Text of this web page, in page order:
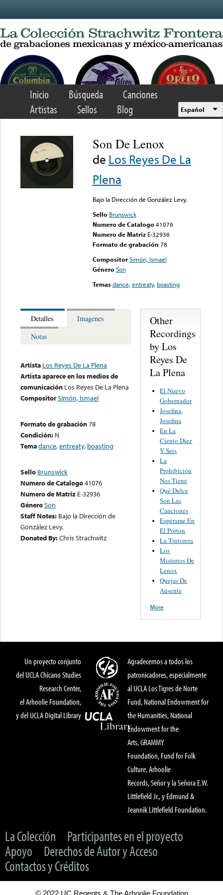
Inicio Búsqueda
Canciones
Artistas
Sellos Blog Español
Son De Lenox
de Los Reyes De La
Plena
Bajo la Dirección de González Levy.
Sello Brunswick
Numero de Catalogo 41076
Numero de Matriz E-32936
Formato de grabación 78
Compositor Simón, Ismael
Género Son
Temas dance,entreaty, boasting
Detalles
Imagenes
Notas
Artista Los Reyes De La Plena
Artista aparece en los medios de
comunicación Los Reyes De La Plena
CompositorSimón, Ismael
Formato de grabación78
Condición: N
Temadance,entreaty, boasting
Sello Brunswick
Numero de Catalogo41076
Numero de Matriz E-32936
GéneroSon
Staff Notes: Bajo la Dirección de
González Levy.
Donated By:Chris Strachwitz
Other
Recordings
by Los
Reyes De
La Plena
El Nuevo
Gobernador
Josefina,
Josefina
En La
Ciento Diez
Y Seis
La
Prohibición
Nos Tiene
Qué Dulce
Son Las
Canciones
Espérame En
El Porton
La Tintorera
Los
Misterios De
Lenox
Quejas De
Ausente
More
Un proyecto conjunto
del UCLA Chicano Studies
Research Center,
el Arhoolie Foundation,
y del UCLA Digital Library
Agradecemos a todos los
patronicadores, especialmente
al UCLA Los Tigres de Norte
Fund, National Endowment for
the Humanities, National
Endowment for the
Arts, GRAMMY
Foundation, Fund for Folk
Culture, Arhoolie
Records, Señor y la Señora E.W.
Littlefield Jr., y Edmund &
Jeannik Littlefield Foundation.
La Colección
Participantes en el proyecto
Apoyo
Derechos de Autor y Acceso
Contactos y Créditos